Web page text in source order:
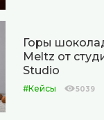
Горы
Meltz от
Studio
#Кейсы 5039